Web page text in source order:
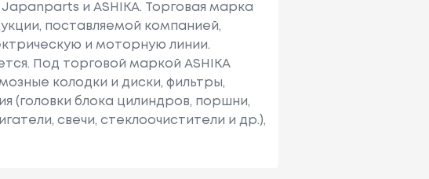
и ASHIKA. Торговая марка
поставляемой компанией,
и моторную линии.
Под торговой маркой ASHIKA
колодки и диски, фильтры,
(головки блока цилиндров, поршни,
свечи, стеклоочистители и др.),